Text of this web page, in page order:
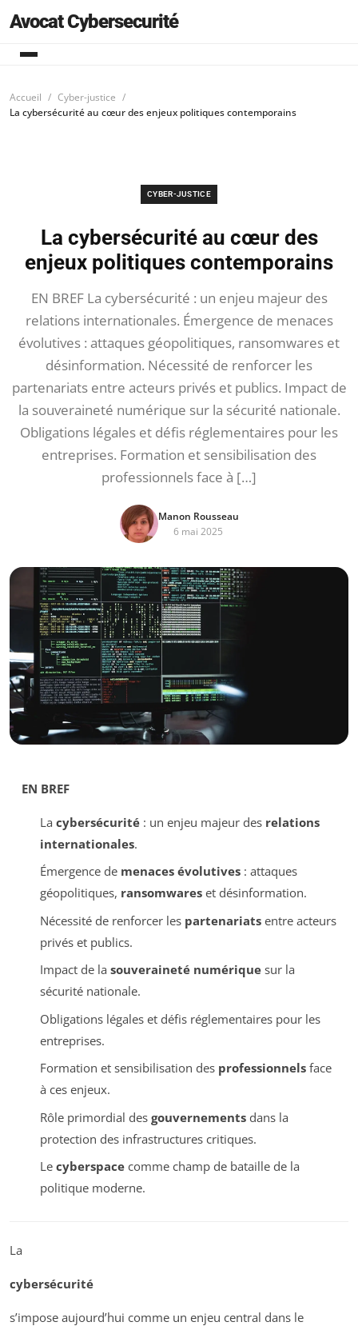
Avocat Cybersecurité
Accueil
Cyber-justice
La cybersécurité au cœur des enjeux politiques contemporains
CYBER-JUSTICE
La cybersécurité au cœur des
enjeux politiques contemporains
EN BREF La cybersécurité : un enjeu majeur des
relations internationales. Émergence de menaces
évolutives : attaques géopolitiques, ransomwares et
désinformation. Nécessité de renforcer les
partenariats entre acteurs privés et publics. Impact de
la souveraineté numérique sur la sécurité nationale.
Obligations légales et défis réglementaires pour les
entreprises. Formation et sensibilisation des
professionnels face à […]
Manon Rousseau
6 mai 2025
EN BREF
La cybersécurité: un enjeu majeur des relations
internationales.
Émergence de menaces évolutives: attaques
géopolitiques, ransomwareset désinformation.
Nécessité de renforcer les partenariatsentre acteurs
privés et publics.
Impact de la souveraineté numériquesur la
sécurité nationale.
Obligations légales et défis réglementaires pour les
entreprises.
Formation et sensibilisation des professionnelsface
à ces enjeux.
Rôle primordial des gouvernementsdans la
protection des infrastructures critiques.
Le cyberspacecomme champ de bataille de la
politique moderne.
La
cybersécurité
s’impose aujourd’hui comme un enjeu central dans le